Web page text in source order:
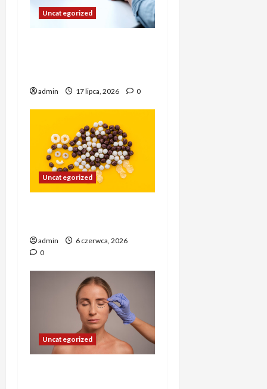
Uncategorized
admin 17 lipca, 2026 0
Uncategorized
admin
6 czerwca, 2026
0
Uncategorized